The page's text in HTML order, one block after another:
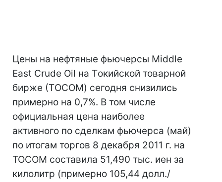
Цены на нефтяные фьючерсы Middle
East Crude Oil на Tокийской товарной
бирже (ТOCOM) сегодня снизились
примерно на 0,7%. В том числе
официальная цена наиболее
активного по сделкам фьючерса (май)
по итогам торгов 8 декабря 2011 г. на
TOCOM составила 51,490 тыс. иен за
килолитр (примерно 105,44 долл./